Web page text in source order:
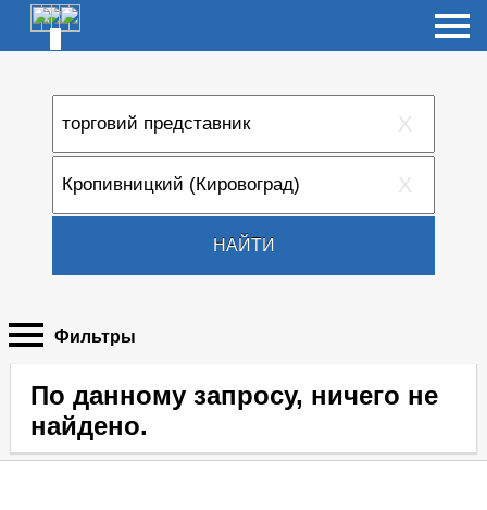
X
X
НАЙТИ
Фильтры
По данному запросу, ничего не
найдено.